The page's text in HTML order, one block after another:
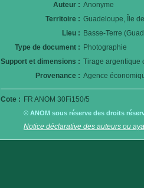
Auteur : Anonyme
Territoire : Guadeloupe, Île
Lieu : Basse-Terre
Type de document : Photographie
Support et dimensions : Tirage argentique
Provenance : Agence
Cote : FR ANOM 30Fi150/5
© ANOM sous réserve des droits
Notice déclarative des auteurs ou